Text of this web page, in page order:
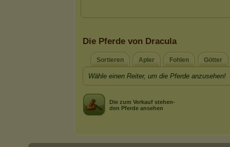
Die Pferde von Dracula
Sortieren Apler Fohlen Götter
Wähle einen Reiter, um die Pferde anzusehen!
Die zum Verkauf stehen-
den Pferde ansehen